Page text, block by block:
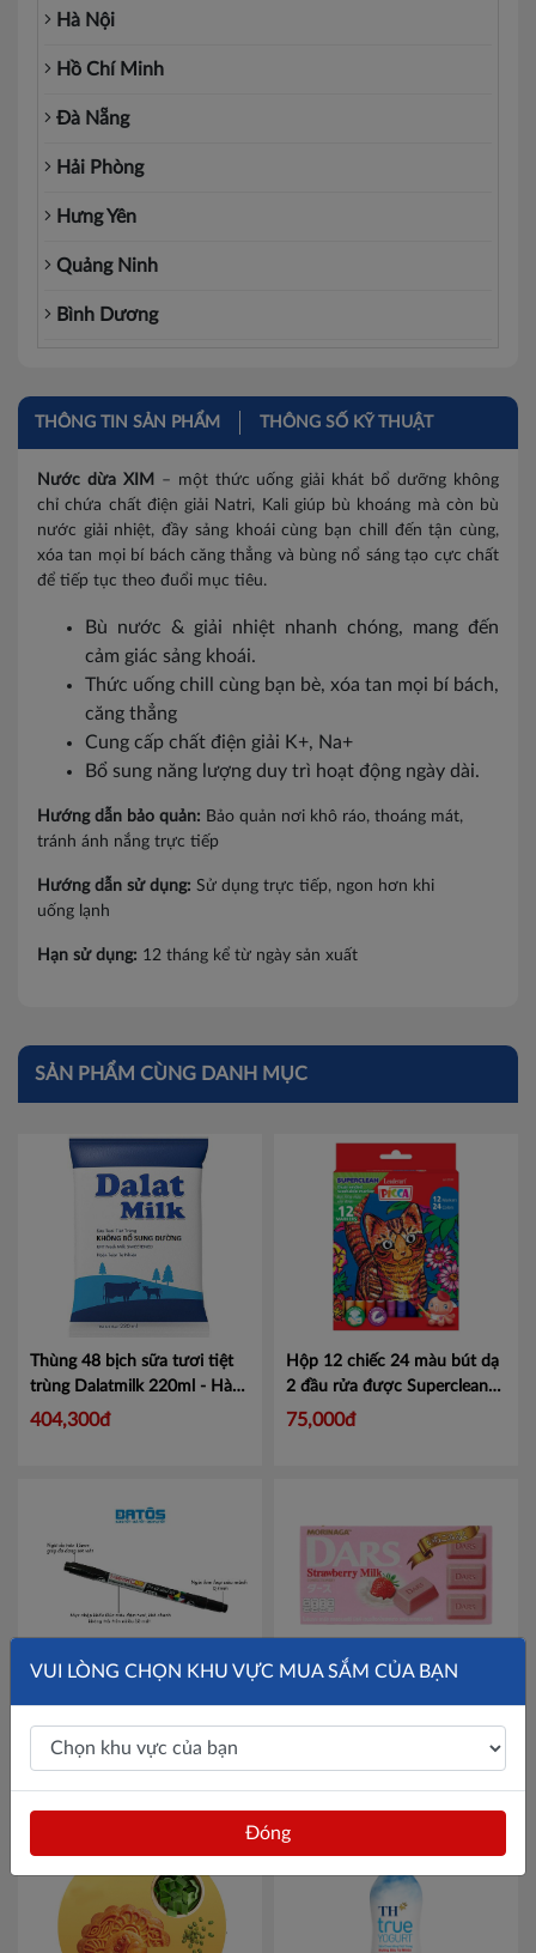
Hà Nội
Hồ Chí Minh
Đà Nẵng
Hải Phòng
Hưng Yên
Quảng Ninh
Bình Dương
Hà Nam
Vĩnh Phúc
Ninh Bình
Bắc Giang
Bắc Kạn
Bắc Ninh
Cao Bằng
Hà Giang
Lai Châu
Lao Cai
Nam Định
Phú Thọ
Sơn La
Thái Bình
Thái Nguyên
Yên Bái
Lâm Đồng
Bình Định
Bình Thuận
ĐắkLắk
Gia Lai
Kon Tum
Nghệ An
THÔNG TIN SẢN PHẨM THÔNG SỐ KỸ THUẬT
Nước dừa XIM
– một thức uống giải khát bổ dưỡng không
chỉ chứa chất điện giải Natri, Kali giúp bù khoáng mà còn bù
nước giải nhiệt, đầy sảng khoái cùng bạn chill đến tận cùng,
xóa tan mọi bí bách căng thẳng và bùng nổ sáng tạo cực chất
để tiếp tục theo đuổi mục tiêu.
Bù nước & giải nhiệt nhanh chóng, mang đến
cảm giác sảng khoái.
Thức uống chill cùng bạn bè, xóa tan mọi bí bách,
căng thẳng
Cung cấp chất điện giải K+, Na+
Bổ sung năng lượng duy trì hoạt động ngày dài.
Hướng dẫn bảo quản: Bảo quản nơi khô ráo, thoáng mát,
tránh ánh nắng trực tiếp
Hướng dẫn sử dụng: Sử dụng trực tiếp, ngon hơn khi
uống lạnh
Hạn sử dụng: 12 tháng kể từ ngày sản xuất
SẢN PHẨM CÙNG DANH MỤC
Thùng 48 bịch sữa tươi tiệt
trùng Dalatmilk 220ml - Hàng
chính hãng, date xa
404,300đ
Hộp 12 chiếc 24 màu bút dạ
2 đầu rửa được Superclean
Leaderart
75,000đ
Hộp 10 bút dạ dầu(dạ kính) 2
đầu nhỏ LeaderArt UNID
LA108, chống nước, hóa chất
94,000đ
Socola sữa dâu tây Morinaga
Dars thanh 45g Mã
VUI LÒNG CHỌN KHU VỰC MUA SẮM CỦA BẠN
Đóng